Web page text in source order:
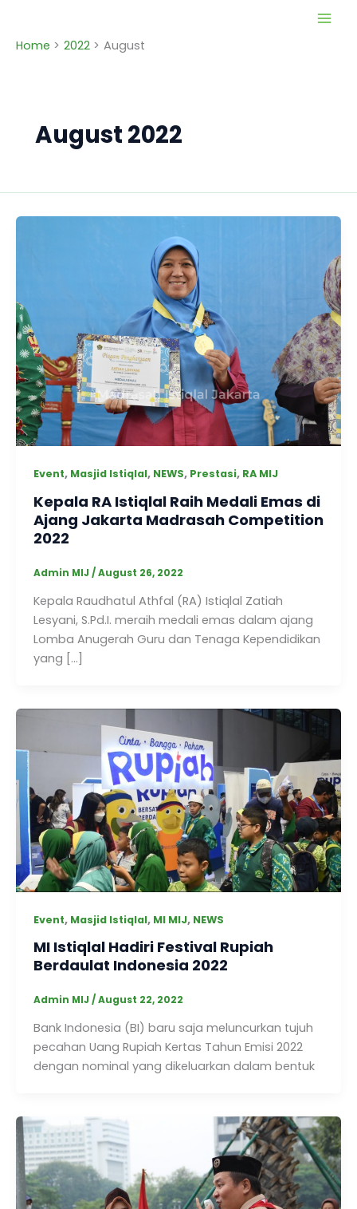
content
Home 2022 August
August 2022
Event, Masjid Istiqlal, NEWS, Prestasi, RA MIJ
Kepala RA Istiqlal Raih Medali Emas di
Ajang Jakarta Madrasah Competition
2022
Admin MIJ /August 26, 2022
Kepala Raudhatul Athfal (RA) Istiqlal Zatiah
Lesyani, S.Pd.I. meraih medali emas dalam ajang
Lomba Anugerah Guru dan Tenaga Kependidikan
yang […]
Event, Masjid Istiqlal, MI MIJ, NEWS
MI Istiqlal Hadiri Festival Rupiah
Berdaulat Indonesia 2022
Admin MIJ /August 22, 2022
Bank Indonesia (BI) baru saja meluncurkan tujuh
pecahan Uang Rupiah Kertas Tahun Emisi 2022
dengan nominal yang dikeluarkan dalam bentuk